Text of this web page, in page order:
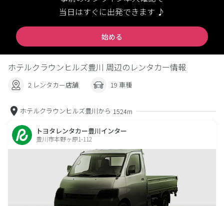
当日はすぐに出発できます ♪
始める
ホテルクラウンヒルズ豊川 周辺のレンタカー情報
2 レンタカー店舗 19 車種
ホテルクラウンヒルズ豊川から 1524m
トヨタレンタカー豊川インター
豊川市本野ヶ原1-112